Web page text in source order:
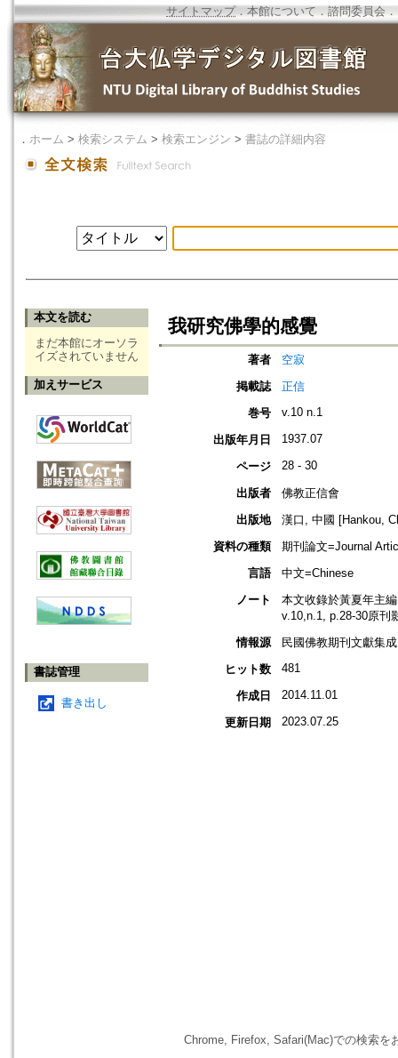
サイトマップ．本館について ． 諮問委員会 ．
． ホーム > 検索システム > 検索エンジン > 書誌の詳細内容
本文を読む
まだ本館にオーソラ
イズされていません
加えサービス
書誌管理
書き出し
我研究佛學的感覺
著者
空寂
掲載誌
正信
巻号
v.10 n.1
出版年月日 1937.07
ページ 28 - 30
出版者
佛教正信會
出版地
漢口, 中國 [Hankou,
資料の種類
期刊論文=Journal
言語
中文=Chinese
ノート
本文收錄於黃夏年主
v.10,n.1, p.28-30原刊
情報源
民國佛教期刊文獻集
ヒット数
481
作成日 2014.11.01
更新日期 2023.07.25
Chrome, Firefox, Safari(Mac)での検索を